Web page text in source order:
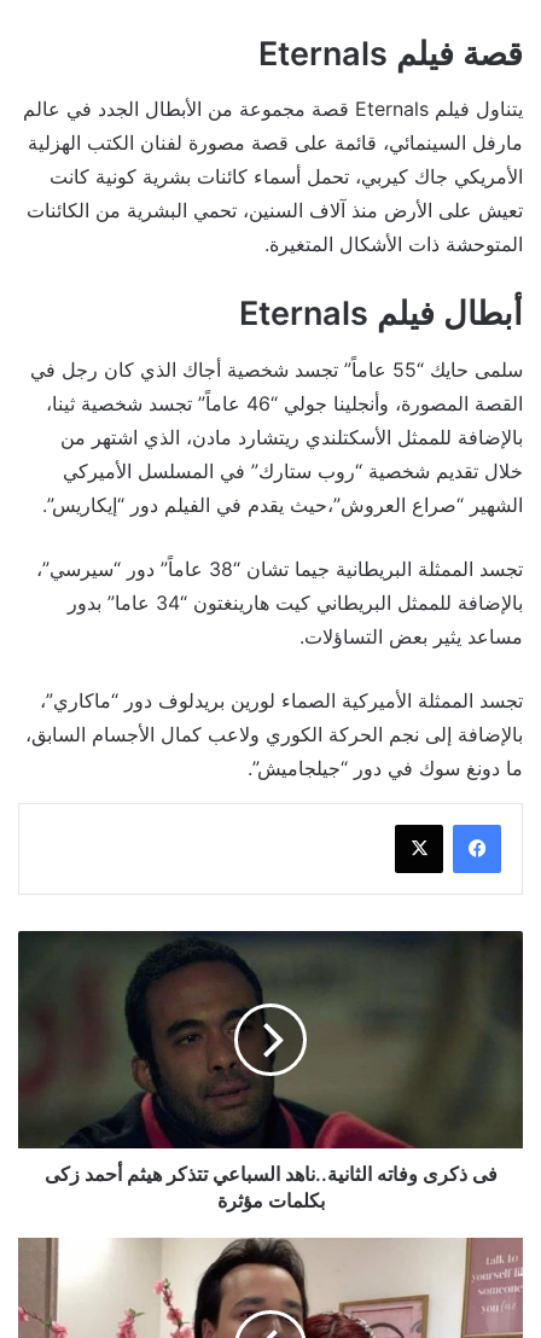
قصة فيلم Eternals
يتناول فيلم Eternals قصة مجموعة من الأبطال الجدد في عالم
مارفل السينمائي، قائمة على قصة مصورة لفنان الكتب الهزلية
الأمريكي جاك كيربي، تحمل أسماء كائنات بشرية كونية كانت
تعيش على الأرض منذ آلاف السنين، تحمي البشرية من الكائنات
المتوحشة ذات الأشكال المتغيرة.
أبطال فيلم Eternals
سلمى حايك “55 عاماً” تجسد شخصية أجاك الذي كان رجل في
القصة المصورة، وأنجلينا جولي “46 عاماً” تجسد شخصية ثينا،
بالإضافة للممثل الأسكتلندي ريتشارد مادن، الذي اشتهر من
خلال تقديم شخصية “روب ستارك” في المسلسل الأميركي
الشهير “صراع العروش”،حيث يقدم في الفيلم دور “إيكاريس”.
تجسد الممثلة البريطانية جيما تشان “38 عاماً” دور “سيرسي”،
بالإضافة للممثل البريطاني كيت هارينغتون “34 عاما” بدور
مساعد يثير بعض التساؤلات.
تجسد الممثلة الأميركية الصماء لورين بريدلوف دور “ماكاري”،
بالإضافة إلى نجم الحركة الكوري ولاعب كمال الأجسام السابق،
ما دونغ سوك في دور “جيلجاميش”.
زكى
بكلماتفى ذكرى وفاته الثانية..ناهد السباعي تتذكر هيثم أحمد زكى
بكلمات مؤثرة
منة
عرفة